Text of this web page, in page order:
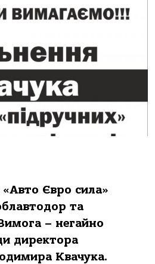
«Авто Євро сила»
та
– негайно
директора
Квачука.